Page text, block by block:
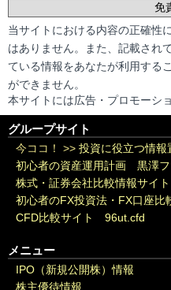
免
当サイトにおける内容の正確性
はありません。また、記載され
ている情報をあなたが利用する
ができません。
本サイトには広告・プロモーシ
グループサイト
今ココ！ >> 投資に役立つ情報
初心者の資産運用計画 黒澤フ
株式・証券会社比較情報サイ
初心者のFX投資法・FX口座比
CFD比較サイト 96ut.cfd
メニュー
IPO（新規公開株）情報
株主優待情報